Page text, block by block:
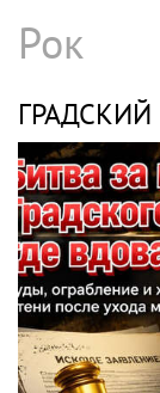
Рок
ГРАДСКИЙ